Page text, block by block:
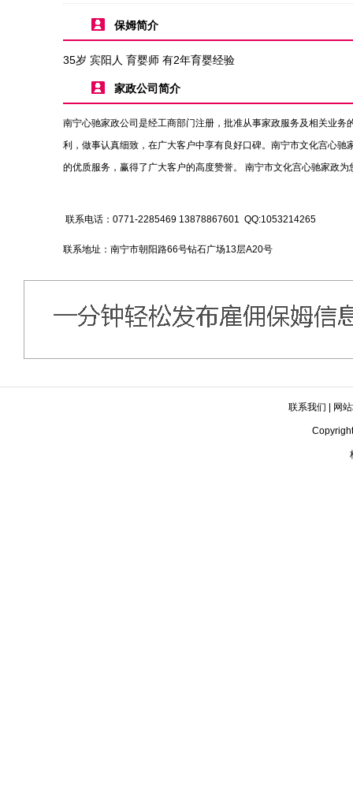
保姆简介
35岁 宾阳人 育婴师 有2年育婴经验
家政公司简介
南宁心驰家政公司是经工商部门注册，批准从事家政服务及相关业
利，做事认真细致，在广大客户中享有良好口碑。南宁市文化宫心
的优质服务，赢得了广大客户的高度赞誉。 南宁市文化宫心驰家政
联系电话：0771-2285469 13878867601 QQ:1053214265
联系地址： 南宁市朝阳路66号钻石广场13层A20号
联系我们 网